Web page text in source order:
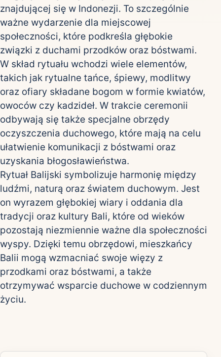
znajdującej się w Indonezji. To szczególnie
ważne wydarzenie dla miejscowej
społeczności, które podkreśla głębokie
związki z duchami przodków oraz bóstwami.
W skład rytuału wchodzi wiele elementów,
takich jak rytualne tańce, śpiewy, modlitwy
oraz ofiary składane bogom w formie kwiatów,
owoców czy kadzideł. W trakcie ceremonii
odbywają się także specjalne obrzędy
oczyszczenia duchowego, które mają na celu
ułatwienie komunikacji z bóstwami oraz
uzyskania błogosławieństwa.
Rytuał Balijski symbolizuje harmonię między
ludźmi, naturą oraz światem duchowym. Jest
on wyrazem głębokiej wiary i oddania dla
tradycji oraz kultury Bali, które od wieków
pozostają niezmiennie ważne dla społeczności
wyspy. Dzięki temu obrzędowi, mieszkańcy
Balii mogą wzmacniać swoje więzy z
przodkami oraz bóstwami, a także
otrzymywać wsparcie duchowe w codziennym
życiu.